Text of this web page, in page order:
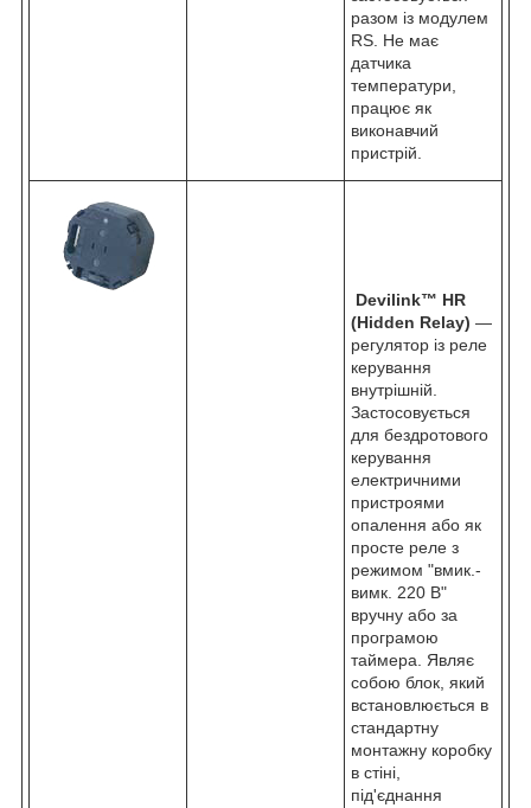
разом із модулем
RS. Не має
датчика
температури,
працює як
виконавчий
пристрій.
Devilink™ HR
(Hidden Relay) —
регулятор із реле
керування
внутрішній.
Застосовується
для бездротового
керування
електричними
пристроями
опалення або як
просте реле з
режимом "вмик.-
вимк. 220 В"
вручну або за
програмою
таймера. Являє
собою блок, який
встановлюється в
стандартну
монтажну коробку
в стіні,
під'єднання